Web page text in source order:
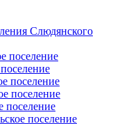
Слюдянского
поселение
поселение
поселение
поселение
поселение